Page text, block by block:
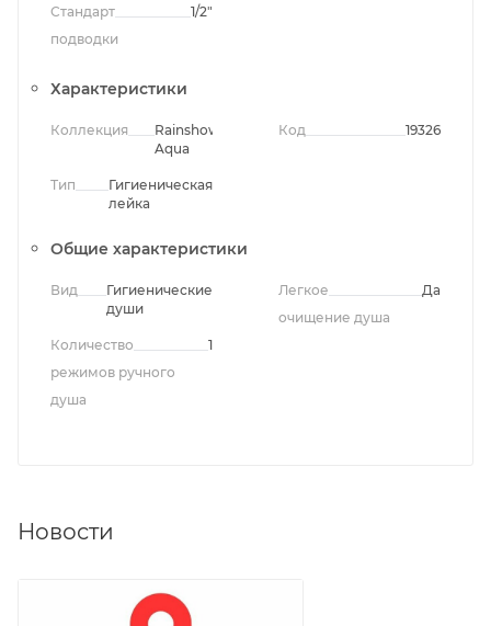
Стандарт
подводки
1/2"
Характеристики
Коллекция
Rainshower
Aqua
Тип
Гигиеническая
лейка
Код 19326
Общие характеристики
Вид
Гигиенические
души
Количество
режимов ручного
душа
1
Легкое
очищение душа
Да
Новости